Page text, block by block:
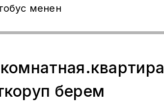
менен
берем